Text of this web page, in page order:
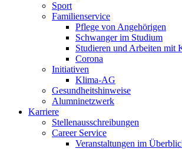
Sport
Familienservice
Pflege von Angehörigen
Schwanger im Studium
Studieren und Arbeiten mit
Corona
Initiativen
Klima-AG
Gesundheitshinweise
Alumninetzwerk
Karriere
Stellenausschreibungen
Career Service
Veranstaltungen im